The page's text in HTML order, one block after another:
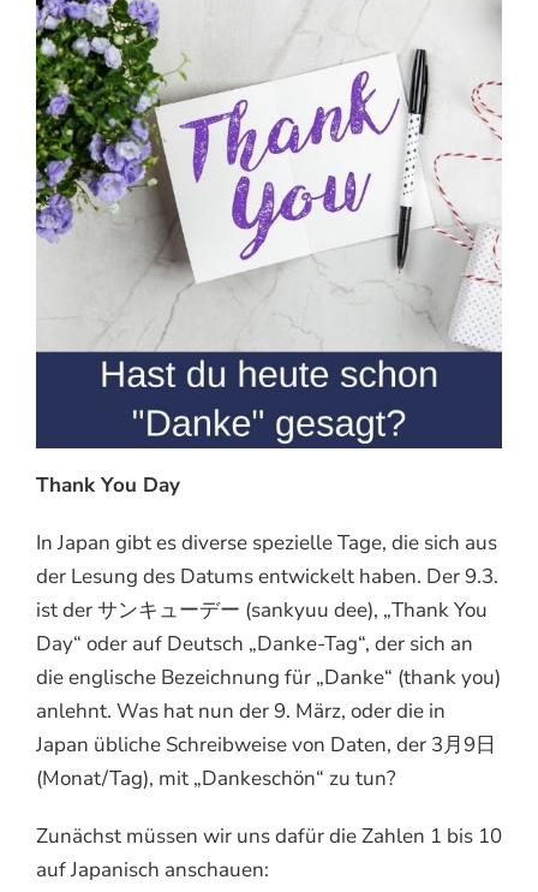
Thank You Day
In Japan gibt es diverse spezielle Tage, die sich aus
der Lesung des Datums entwickelt haben. Der 9.3.
ist der サンキューデー (sankyuu dee), „Thank You
Day“ oder auf Deutsch „Danke-Tag“, der sich an
die englische Bezeichnung für „Danke“ (thank you)
anlehnt. Was hat nun der 9. März, oder die in
Japan übliche Schreibweise von Daten, der 3月9日
(Monat/Tag), mit „Dankeschön“ zu tun?
Zunächst müssen wir uns dafür die Zahlen 1 bis 10
auf Japanisch anschauen: